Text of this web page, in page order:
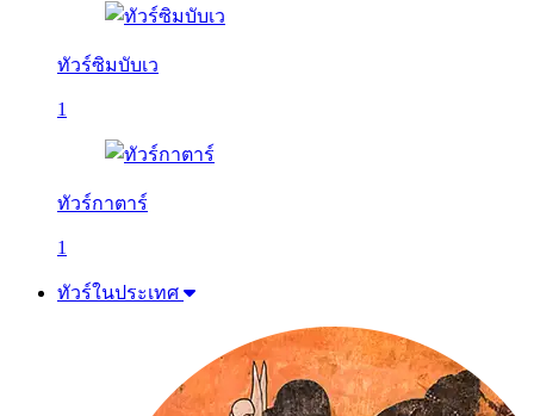
ทัวร์ซิมบับเว
1
ทัวร์กาตาร์
1
ทัวร์ในประเทศ